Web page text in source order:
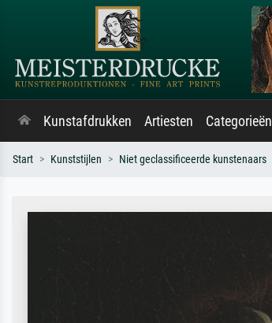
Kunstafdrukken Artiesten Categorieën
Start Kunststijlen Niet geclassificeerde kunstenaars